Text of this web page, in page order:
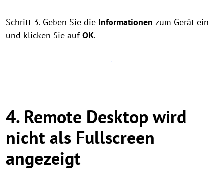
Schritt 3. Geben Sie die Informationen zum Gerät ein
und klicken Sie aufOK.
4. Remote Desktop wird
nicht als Fullscreen
angezeigt